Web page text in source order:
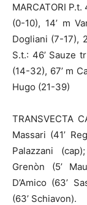
MARCATORI
(0-10), 14’ m
Dogliani (7-17),
S.t.: 46’ Sauze
(14-32), 67’ m
Hugo (21-39)
TRANSVECTA
Massari (41’
Palazzani
Grenòn (5’
D’Amico (63’
(63’ Schiavon).